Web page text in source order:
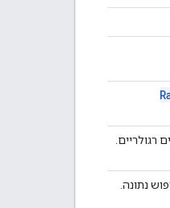
נתונה.